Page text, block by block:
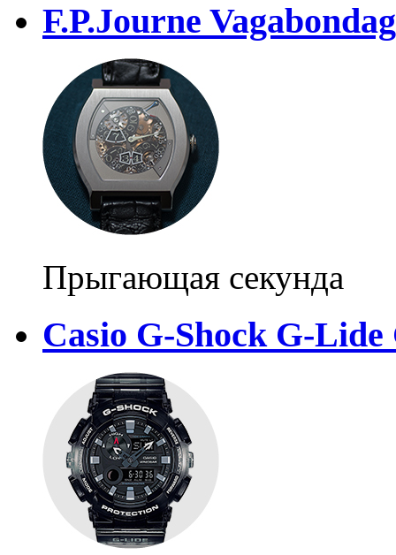
F.P.Journe
Прыгающая секунда
Casio G-Shock G-